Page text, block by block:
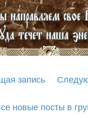
запись
новые посты в